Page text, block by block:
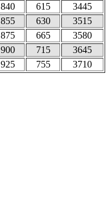
840 615
3445
855 630
3515
875 665
3580
900 715
3645
925 755
3710